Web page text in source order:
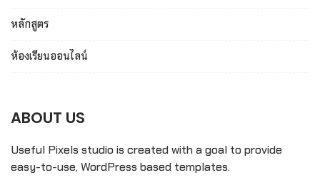
หลักสูตร
ห้องเรียนออนไลน์
ABOUT US
Useful Pixels studio is created with a goal to provide
easy-to-use, WordPress based templates.